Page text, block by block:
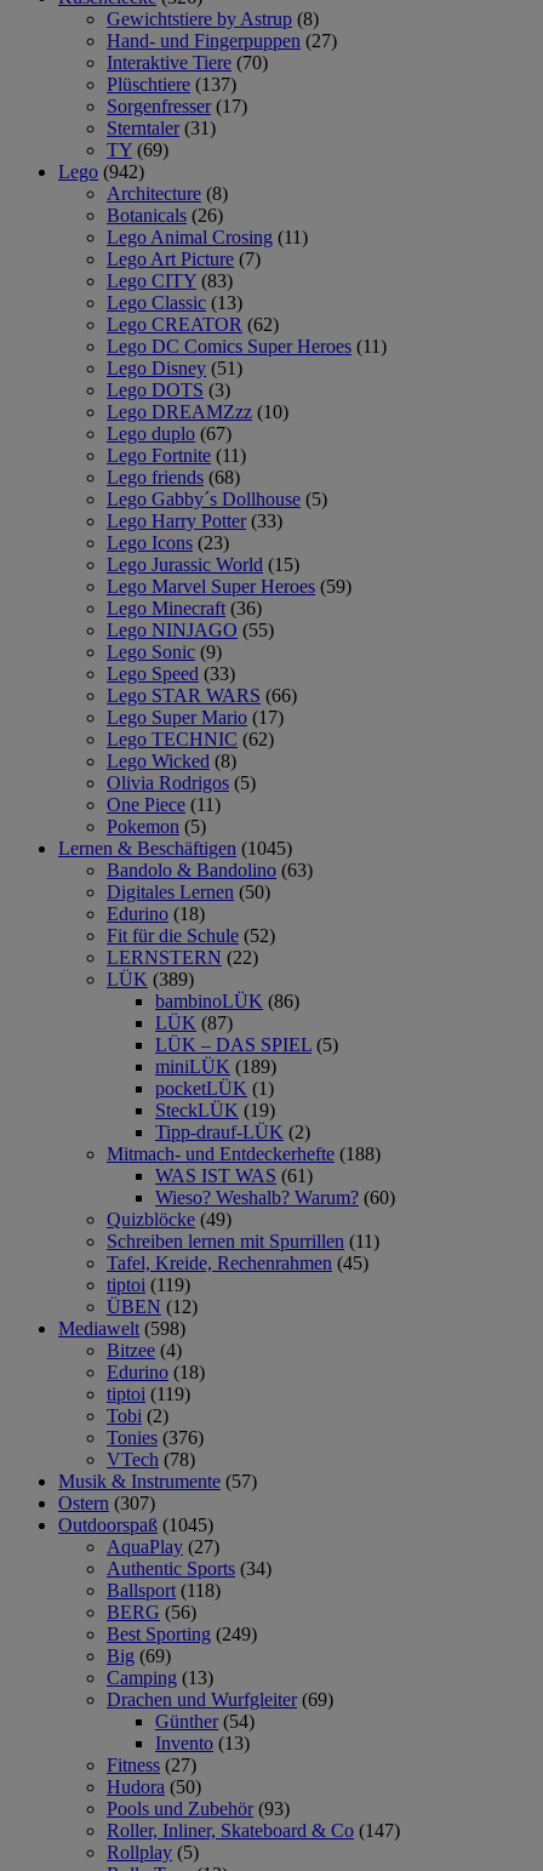
Gewichtstiere by Astrup (8)
Hand- und Fingerpuppen (27)
Interaktive Tiere (70)
Plüschtiere (137)
Sorgenfresser (17)
Sterntaler (31)
TY (69)
Lego (942)
Architecture (8)
Botanicals (26)
Lego Animal Crosing (11)
Lego Art Picture (7)
Lego CITY (83)
Lego Classic (13)
Lego CREATOR (62)
Lego DC Comics Super Heroes (11)
Lego Disney (51)
Lego DOTS (3)
Lego DREAMZzz (10)
Lego duplo (67)
Lego Fortnite (11)
Lego friends (68)
Lego Gabby´s Dollhouse (5)
Lego Harry Potter (33)
Lego Icons (23)
Lego Jurassic World (15)
Lego Marvel Super Heroes (59)
Lego Minecraft (36)
Lego NINJAGO (55)
Lego Sonic (9)
Lego Speed (33)
Lego STAR WARS (66)
Lego Super Mario (17)
Lego TECHNIC (62)
Lego Wicked (8)
Olivia Rodrigos (5)
One Piece (11)
Pokemon (5)
Lernen & Beschäftigen (1045)
Bandolo & Bandolino (63)
Digitales Lernen (50)
Edurino (18)
Fit für die Schule (52)
LERNSTERN (22)
LÜK (389)
bambinoLÜK (86)
LÜK (87)
LÜK – DAS SPIEL (5)
miniLÜK (189)
pocketLÜK (1)
SteckLÜK (19)
Tipp-drauf-LÜK (2)
Mitmach- und Entdeckerhefte (188)
WAS IST WAS (61)
Wieso? Weshalb? Warum? (60)
Quizblöcke (49)
Schreiben lernen mit Spurrillen (11)
Tafel, Kreide, Rechenrahmen (45)
tiptoi (119)
ÜBEN (12)
Mediawelt (598)
Bitzee (4)
Edurino (18)
tiptoi (119)
Tobi (2)
Tonies (376)
VTech (78)
Musik & Instrumente (57)
Ostern (307)
Outdoorspaß (1045)
AquaPlay (27)
Authentic Sports (34)
Ballsport (118)
BERG (56)
Best Sporting (249)
Big (69)
Camping (13)
Drachen und Wurfgleiter (69)
Günther (54)
Invento (13)
Fitness (27)
Hudora (50)
Pools und Zubehör (93)
Roller, Inliner, Skateboard & Co (147)
Rollplay (5)